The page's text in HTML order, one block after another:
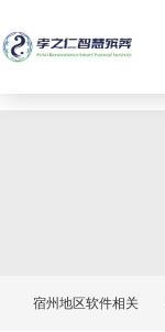
宿州地区软件相关